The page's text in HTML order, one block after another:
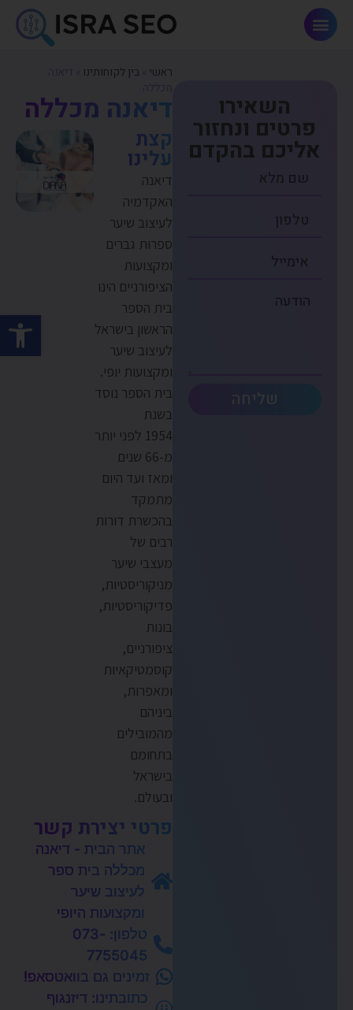
פתח
השאירו
פרטים ונחזור
אליכם בהקדם
שליחה
ראשי »בין לקוחותינו
דיאנה מכללה
קצת
עלינו
דיאנה
האקדמיה
לעיצוב שיער
ספרות גברים
ומקצועות
הציפורניים הינו
בית הספר
הראשון בישראל
לעיצוב שיער
ומקצועות יופי.
בית הספר נוסד
בשנת
1954 לפני יותר
מ-66 שנים
ומאז ועד היום
מתמקד
בהכשרת דורות
רבים של
מעצבי שיער
מניקוריסטיות,
פדיקוריסטיות,
בונות
ציפורניים,
קוסמטיקאיות
ומאפרות,
ביניהם
מהמובילים
בתחומם
בישראל
ובעולם.
פרטי יצירת קשר
אתר הבית - דיאנה
מכללה בית ספר
לעיצוב שיער
ומקצועות היופי
טלפון: 073-
7755045
זמינים גם בוואטסאפ!
כתובתינו: דיזנגוף